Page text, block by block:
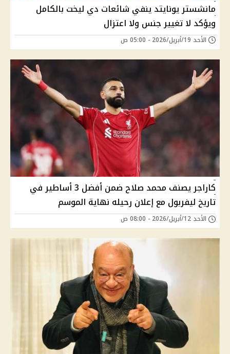
مانشستر يونايتد ينفي شائعات دي ليخت بالكامل
ويؤكد لا تغيير جنس ولا اعتزال
الأحد 19/أبريل/2026 - 05:00 ص
كاراجر يصنف محمد صلاح ضمن أفضل 3 أساطير في
تاريخ ليفربول مع إعلان رحيله نهاية الموسم
الأحد 12/أبريل/2026 - 08:00 ص